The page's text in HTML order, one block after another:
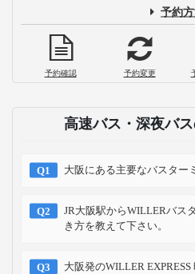
予約
予約確認 予約変更
高速バス・深夜バ
大阪にある主要なバスター
JR大阪駅からWILLERバス
き方を教えて下さい。
大阪発のWILLER